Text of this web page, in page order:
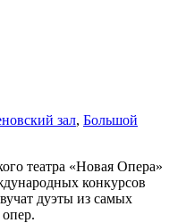
зал, Большой
театра «Новая Опера»
конкурсов
дуэты из самых